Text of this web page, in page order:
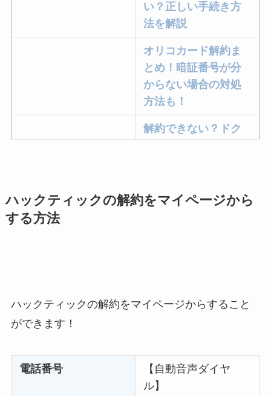
い？正しい手続き方
法を解説
オリコカード解約ま
とめ！暗証番号が分
からない場合の対処
方法も！
解約できない？ドク
解約方法まとめ！契
ベストタイミングを
まとめ！電話が繋が
らない時の裏ワザ
ハックティックの解約をマイページから
する方法
ハックティックの解約をマイページからすること
ができます！
電話番号
【自動音声ダイヤ
ル】